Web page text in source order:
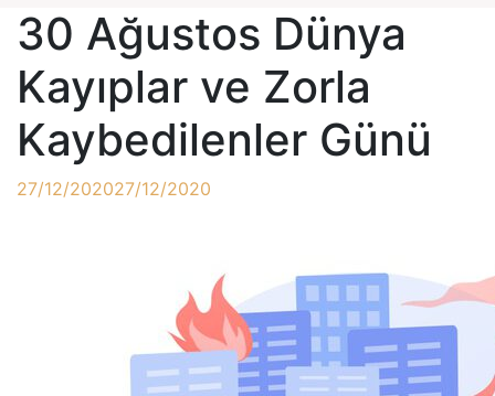
30 Ağustos Dünya
Kayıplar ve Zorla
Kaybedilenler Günü
27/12/202027/12/2020